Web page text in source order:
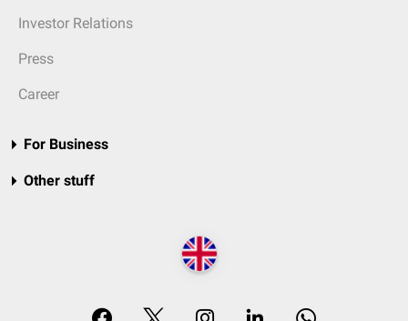
Investor Relations
Press
Career
For Business
Other stuff